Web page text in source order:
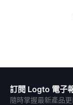
訂閱 Logto 電子
隨時掌握最新產品